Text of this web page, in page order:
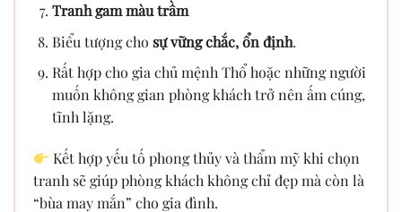
Tranh gam màu trầm
Biểu tượng cho sự vững chắc, ổn định.
Rất hợp cho gia chủ mệnh Thổ hoặc những người
muốn không gian phòng khách trở nên ấm cúng,
tĩnh lặng.
Kết hợp yếu tố phong thủy và thẩm mỹ khi chọn
tranh sẽ giúp phòng khách không chỉ đẹp mà còn là
“bùa may mắn” cho gia đình.